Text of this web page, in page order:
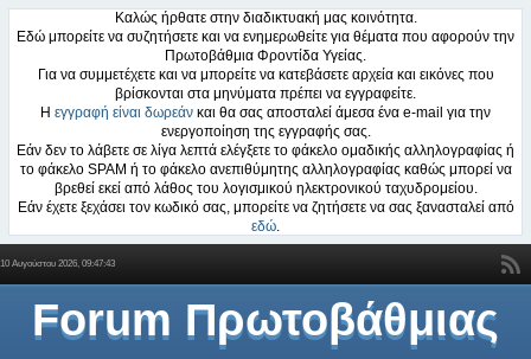
Καλώς ήρθατε στην διαδικτυακή μας κοινότητα.
Εδώ μπορείτε να συζητήσετε και να ενημερωθείτε για θέματα που αφορούν την
Πρωτοβάθμια Φροντίδα Υγείας.
Για να συμμετέχετε και να μπορείτε να κατεβάσετε αρχεία και εικόνες που
βρίσκονται στα μηνύματα πρέπει να εγγραφείτε.
Η εγγραφή είναι δωρεάν και θα σας αποσταλεί άμεσα ένα e-mail για την
ενεργοποίηση της εγγραφής σας.
Εάν δεν το λάβετε σε λίγα λεπτά ελέγξετε το φάκελο ομαδικής αλληλογραφίας ή
το φάκελο SPAM ή το φάκελο ανεπιθύμητης αλληλογραφίας καθώς μπορεί να
βρεθεί εκεί από λάθος του λογισμικού ηλεκτρονικού ταχυδρομείου.
Εάν έχετε ξεχάσει τον κωδικό σας, μπορείτε να ζητήσετε να σας ξανασταλεί από
εδώ.
10 Αυγούστου 2026, 09:47:43
Forum Πρωτοβάθμιας